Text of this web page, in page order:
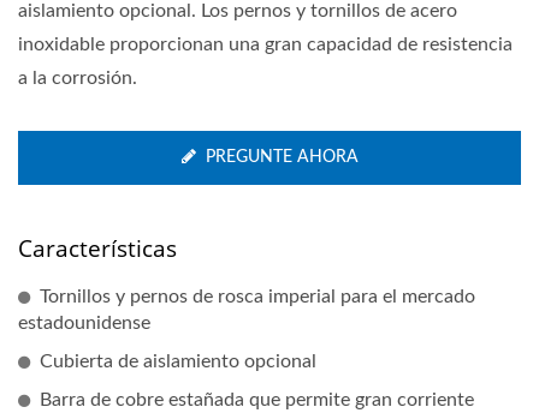
aislamiento opcional. Los pernos y tornillos de acero
inoxidable proporcionan una gran capacidad de resistencia
a la corrosión.
PREGUNTE AHORA
Características
Tornillos y pernos de rosca imperial para el mercado
estadounidense
Cubierta de aislamiento opcional
Barra de cobre estañada que permite gran corriente